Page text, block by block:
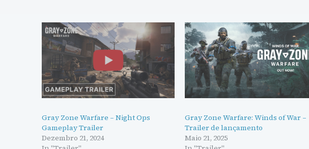
Gray Zone Warfare – Night Ops
Gameplay Trailer
Dezembro 21, 2024
Gray Zone Warfare: Winds of War –
Trailer de lançamento
Maio 21, 2025